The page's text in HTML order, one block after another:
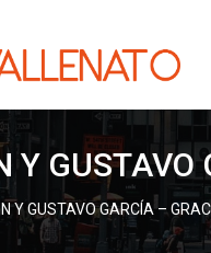
Y
Y GUSTAVO GARCÍA –